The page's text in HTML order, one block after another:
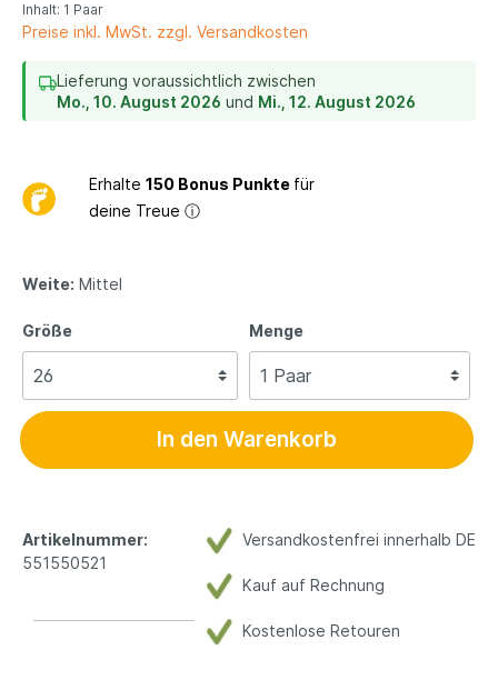
Inhalt: 1 Paar
Preise inkl. MwSt. zzgl. Versandkosten
Lieferung voraussichtlich zwischen
Mo., 10. August 2026 und Mi., 12. August 2026
Erhalte 150 Bonus Punkte für
deine Treue ⓘ
Weite: Mittel
Größe Menge
In den Warenkorb
Versandkostenfrei innerhalb DE
Kauf auf Rechnung
Kostenlose Retouren
Artikelnummer:
551550521